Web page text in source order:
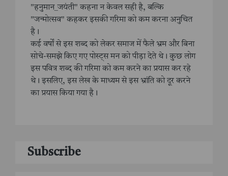
"हनुमान_जयंती" कहना न केवल सही है, बल्कि
"जन्मोत्सव" कहकर इसकी गरिमा को कम करना अनुचित
है।
कई वर्षों से इस शब्द को लेकर समाज में फैले भ्रम और बिना
सोचे-समझे किए गए पोस्ट्स मन को पीड़ा देते थे। कुछ लोग
इस पवित्र शब्द की गरिमा को कम करने का प्रयास कर रहे
थे। इसलिए, इस लेख के माध्यम से इस भ्रांति को दूर करने
का प्रयास किया गया है।
Subscribe